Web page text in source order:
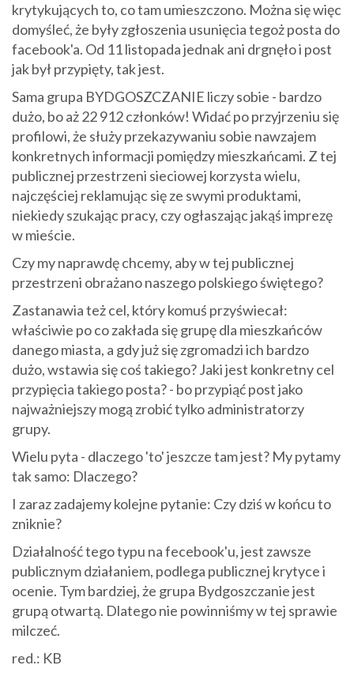
krytykujących to, co tam umieszczono. Można się więc
domyśleć, że były zgłoszenia usunięcia tegoż posta do
facebook'a. Od 11 listopada jednak ani drgnęło i post
jak był przypięty, tak jest.
Sama grupa BYDGOSZCZANIE liczy sobie - bardzo
dużo, bo aż 22 912 członków! Widać po przyjrzeniu się
profilowi, że służy przekazywaniu sobie nawzajem
konkretnych informacji pomiędzy mieszkańcami. Z tej
publicznej przestrzeni sieciowej korzysta wielu,
najczęściej reklamując się ze swymi produktami,
niekiedy szukając pracy, czy ogłaszając jakąś imprezę
w mieście.
Czy my naprawdę chcemy, aby w tej publicznej
przestrzeni obrażano naszego polskiego świętego?
Zastanawia też cel, który komuś przyświecał:
właściwie po co zakłada się grupę dla mieszkańców
danego miasta, a gdy już się zgromadzi ich bardzo
dużo, wstawia się coś takiego? Jaki jest konkretny cel
przypięcia takiego posta? - bo przypiąć post jako
najważniejszy mogą zrobić tylko administratorzy
grupy.
Wielu pyta - dlaczego 'to' jeszcze tam jest? My pytamy
tak samo: Dlaczego?
I zaraz zadajemy kolejne pytanie: Czy dziś w końcu to
zniknie?
Działalność tego typu na fecebook'u, jest zawsze
publicznym działaniem, podlega publicznej krytyce i
ocenie. Tym bardziej, że grupa Bydgoszczanie jest
grupą otwartą. Dlatego nie powinniśmy w tej sprawie
milczeć.
red.: KB